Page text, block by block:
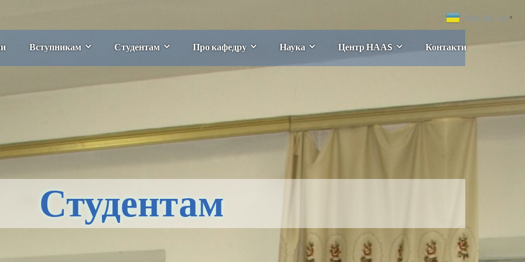
Вступникам Студентам Про кафедру Наука Центр НААS Контакти
Студентам
Українська ▼